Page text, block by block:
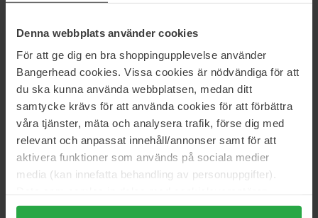
Denna webbplats använder cookies
För att ge dig en bra shoppingupplevelse använder
Bangerhead cookies. Vissa cookies är nödvändiga för att
du ska kunna använda webbplatsen, medan ditt
samtycke krävs för att använda cookies för att förbättra
våra tjänster, mäta och analysera trafik, förse dig med
relevant och anpassat innehåll/annonser samt för att
aktivera funktioner som används på sociala medier
media (kan innefatta behandling av personuppgifter).
Genom att trycka på "Tillåt alla cookies" accepterar du
Soft Reset Green Cleansing
Foam
27 €
Relief Chamomile Mist
100 ml
32 €
Hyggee
All-In-One Care Cleansing Foam
150ml
26 €
Hyggee
All-In-One Cream
80ml
46 €